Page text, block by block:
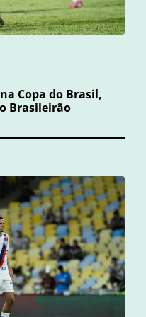
Copa do Brasil,
Brasileirão